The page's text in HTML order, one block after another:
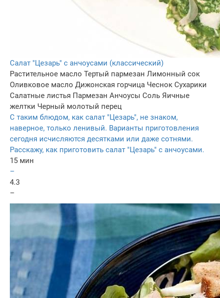
Салат "Цезарь" с анчоусами (классический)
Растительное масло Тертый пармезан Лимонный сок
Оливковое масло Дижонская горчица Чеснок Сухарики
Салатные листья Пармезан Анчоусы Соль Яичные
желтки Черный молотый перец
С таким блюдом, как салат "Цезарь", не знаком,
наверное, только ленивый. Варианты приготовления
сегодня исчисляются десятками или даже сотнями.
Расскажу, как приготовить салат "Цезарь" с анчоусами.
15 мин
–
4.3
–